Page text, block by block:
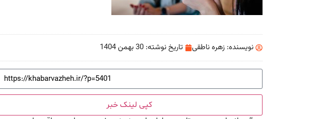
نویسنده: زهره ناطقی تاریخ نوشته: 30 بهمن 1404
کپی لینک خبر